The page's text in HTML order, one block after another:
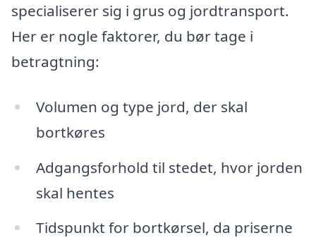
specialiserer sig i grus og jordtransport.
Her er nogle faktorer, du bør tage i
betragtning:
Volumen og type jord, der skal
bortkøres
Adgangsforhold til stedet, hvor jorden
skal hentes
Tidspunkt for bortkørsel, da priserne